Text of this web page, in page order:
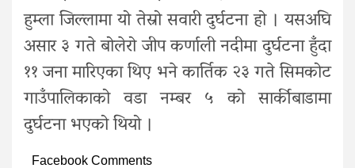
हुम्ला जिल्लामा यो तेस्रो सवारी दुर्घटना हो । यसअघि
असार ३ गते बोलेरो जीप कर्णाली नदीमा दुर्घटना हुँदा
११ जना मारिएका थिए भने कार्तिक २३ गते सिमकोट
गाउँपालिकाको वडा नम्बर ५ को सार्कीबाडामा
दुर्घटना भएको थियो ।
Facebook Comments